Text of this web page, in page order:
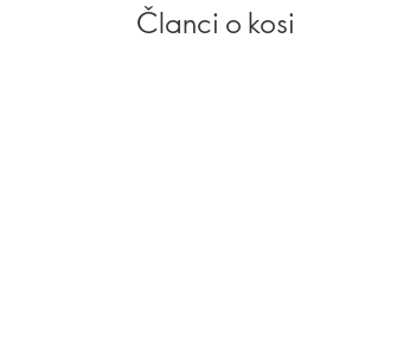
Članci o kosi